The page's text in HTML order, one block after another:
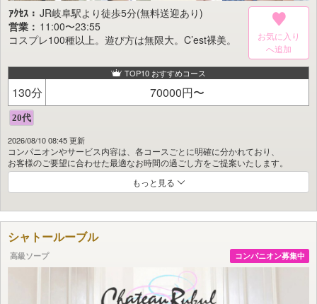
本物を求めるお客様にこそ、
『Juliet』が到達した美の頂点をご体感いただきたい。
ｱｸｾｽ： JR岐阜駅より徒歩5分(無料送迎あり)
営業： 11:00〜23:55
コスプレ100種以上。遊び方は無限大。C’est裸美。
お気に入り
TOP10 おすすめコース
130分 70000円〜
2026/08/10 08:45 更新
コンパニオンやサービス内容は、各コースごとに明確に分かれており、
お客様のご要望に合わせた最適なお時間の過ごし方をご提案いたします。
初々しさが魅力の女性、他店で人気を博したキャストの移籍まで、
可愛らしいタイプから洗練されたモデル系まで、
幅広い個性を持つ泡姫が多数揃っております。
コスプレは金津園でも最多クラス。
定番のセーラー服・ナース・OLから、有名アニメキャラクターの衣装まで多彩
もっと見る
シャトールーブル
高級ソープ コンパニオン募集中